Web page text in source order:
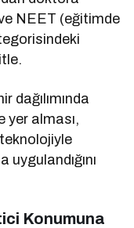
NEET (eğitimde
dağılımında
yer alması,
Konumuna